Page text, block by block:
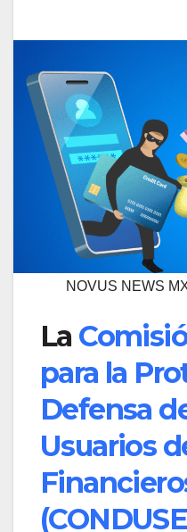
NOVUS NEWS
La
para la
Defensa
Usuarios